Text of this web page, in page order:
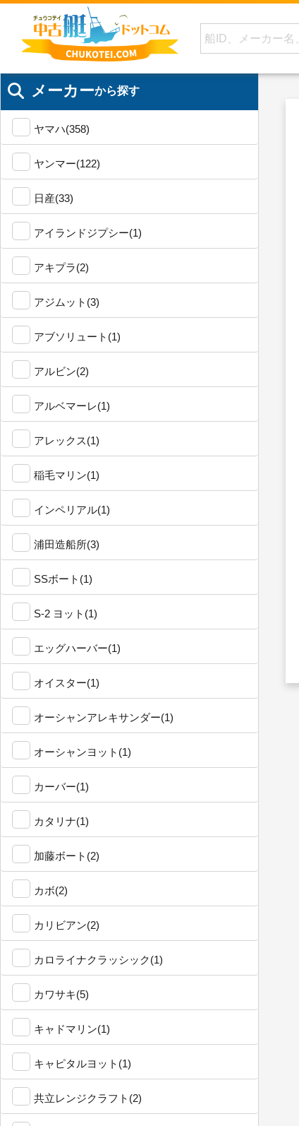
メーカーから探す
ヤマハ(358)
ヤンマー(122)
日産(33)
アイランドジプシー(1)
アキプラ(2)
アジムット(3)
アブソリュート(1)
アルビン(2)
アルベマーレ(1)
アレックス(1)
稲毛マリン(1)
インペリアル(1)
浦田造船所(3)
SSボート(1)
S-2 ヨット(1)
エッグハーバー(1)
オイスター(1)
オーシャンアレキサンダー(1)
オーシャンヨット(1)
カーバー(1)
カタリナ(1)
加藤ボート(2)
カボ(2)
カリビアン(2)
カロライナクラッシック(1)
カワサキ(5)
キャドマリン(1)
キャピタルヨット(1)
共立レンジクラフト(2)